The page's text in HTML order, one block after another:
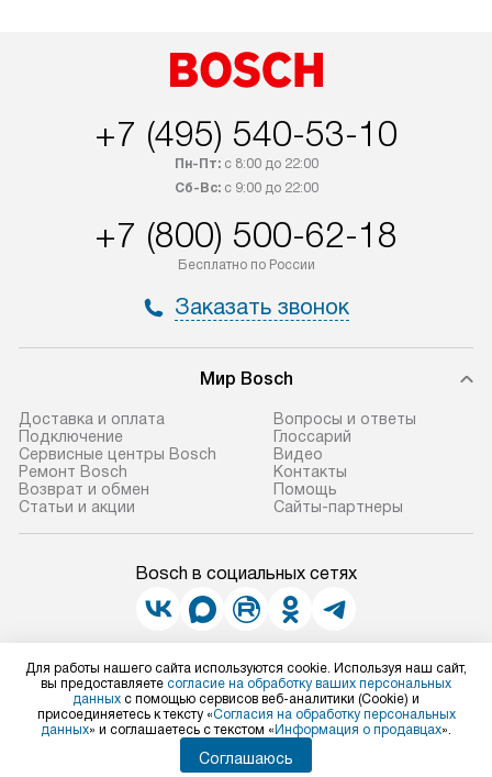
+7 (495) 540-53-10
Пн-Пт:с 8:00 до 22:00
Сб-Вс:с 9:00 до 22:00
+7 (800) 500-62-18
Бесплатно по России
Заказать звонок
Мир Bosch
Доставка и оплата
Подключение
Сервисные центры Bosch
Ремонт Bosch
Возврат и обмен
Статьи и акции
Вопросы и ответы
Глоссарий
Видео
Контакты
Помощь
Сайты-партнеры
Bosch в социальных сетях
Для физических лиц
shop@bosch-centre.ru
Для юридических лиц
business@kvalitet.company
Для работы нашего сайта используются cookie. Используя наш сайт,
вы предоставляете согласие на обработку ваших персональных
данных с помощью сервисов веб-аналитики (Cookie) и
присоединяетесь к тексту «Согласия на обработку персональных
данных» и соглашаетесь с текстом « Информация о продавцах».
Соглашаюсь